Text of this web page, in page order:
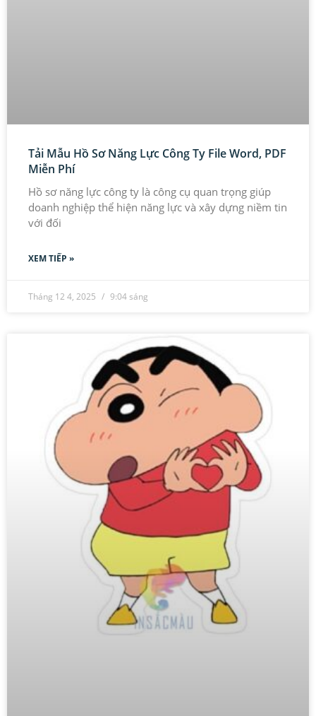
Tải Mẫu Hồ Sơ Năng Lực Công Ty File Word, PDF
Miễn Phí
Hồ sơ năng lực công ty là công cụ quan trọng giúp
doanh nghiệp thể hiện năng lực và xây dựng niềm tin
với đối
XEM TIẾP »
Tháng 12 4, 2025 9:04 sáng